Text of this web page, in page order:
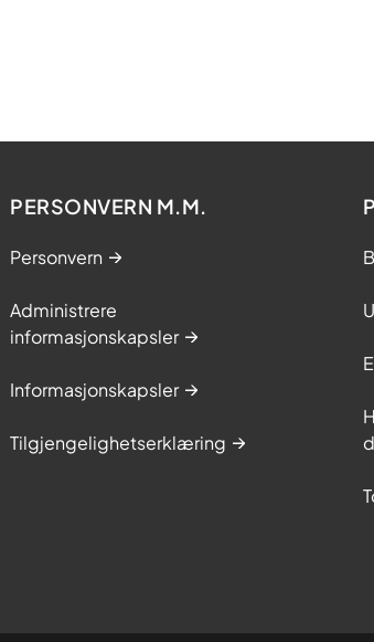
PERSONVERN M.M.
Personvern
Administrere
informasjonskapsler
Informasjonskapsler
Tilgjengelighetserklæring